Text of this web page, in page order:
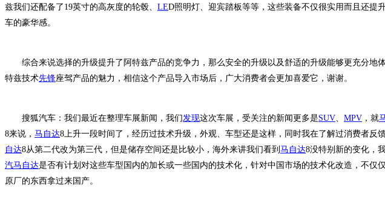
兹我们还配备了19英寸的高灰度的轮毂、 LED照明灯、迎宾踏板等等，这些装备不仅很实用而且还提
车的豪华感。
综合来说选择的升级提升了阿特兹产品的竞争力，那么安全的升级以及舒适的升级能够更充分地
特兹技术先锋座驾产品的魅力，相信这个产品导入市场后，广大消费者会更加喜爱它，谢谢。
搜狐汽车：我们最近在整理车展新闻，我们 发现这次车展，受关注的新闻更多是SUV MPV ，就
8来说， 马自达8上升一段时间了，经历过技术升级，外观、车型还是这样，同时我在了解过消费者反馈
自达8从第二代改为第三代，但是储存空间还是比较小，海外来讲我们看到 马自达8没特别新的变化，
汽马自达是否有计划对这些车型国内的加长或一些国内的技术化，针对中国市场的技术化改造，不仅
原厂的东西拿过来国产。